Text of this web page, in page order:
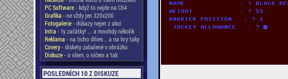
PC Software- když to nejde na C64
Grafika - ne vždy jen 320x200
Fotogalerie- důkazy nejen z akcí
Intra - ty začátky! ... a mnohdy několik
Reklama - na ticho dňies .. a na hry taky
Covery- diskety zabalené v obrázku
Diskuze- o všem, o ničem a tak
POSLEDNÍCH 10 Z DISKUZE